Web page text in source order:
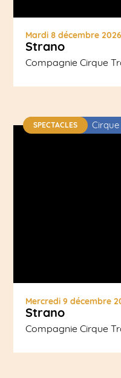
Mardi 8 décembre
Strano
Compagnie Cirque
Mercredi 9 décembre
Strano
Compagnie Cirque
SPECTACLES Cirque